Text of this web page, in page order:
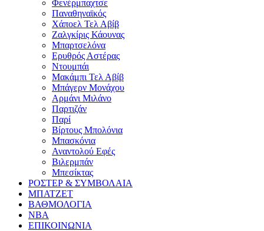
Φενέρμπαχτσε
Παναθηναϊκός
Χάποελ Τελ Αβίβ
Ζαλγκίρις Κάουνας
Μπαρτσελόνα
Ερυθρός Αστέρας
Ντουμπάι
Μακάμπι Τελ Αβίβ
Μπάγερν Μονάχου
Αρμάνι Μιλάνο
Παρτιζάν
Παρί
Βίρτους Μπολόνια
Μπασκόνια
Αναντολού Εφές
Βιλερμπάν
Μπεσίκτας
ΡΟΣΤΕΡ & ΣΥΜΒΟΛΑΙΑ
ΜΠΑΤΖΕΤ
ΒΑΘΜΟΛΟΓΙΑ
ΝΒΑ
ΕΠΙΚΟΙΝΩΝΙΑ